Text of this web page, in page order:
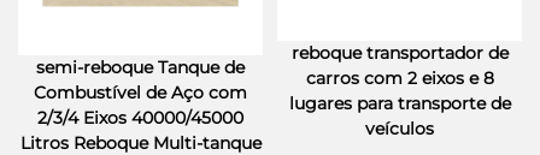
semi-reboque Tanque de
Combustível de Aço com
2/3/4 Eixos 40000/45000
Litros Reboque Multi-tanque
reboque transportador de
carros com 2 eixos e 8
lugares para transporte de
veículos